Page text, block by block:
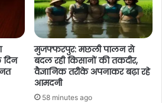
मुजफ्फरपुर: मछली पालन से
बदल रही किसानों की तकदीर,
वैज्ञानिक तरीके अपनाकर बढ़ा रहे
आमदनी
58 minutes ago